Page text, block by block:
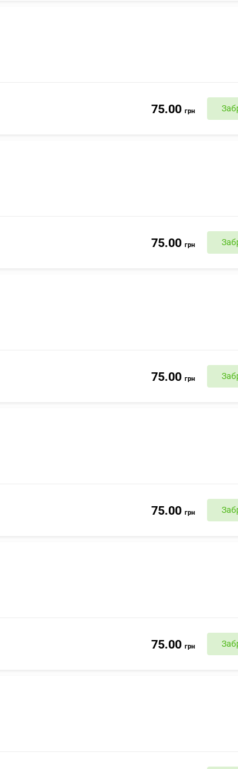
75.00 грн
75.00 грн
75.00 грн
75.00 грн
75.00 грн